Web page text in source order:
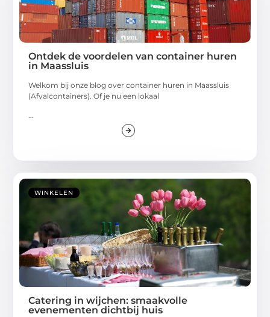
Ontdek de voordelen van container huren
in Maassluis
Welkom bij onze blog over container huren in Maassluis
(Afvalcontainers). Of je nu een lokaal
...
WINKELEN
Catering in wijchen: smaakvolle
evenementen dichtbij huis